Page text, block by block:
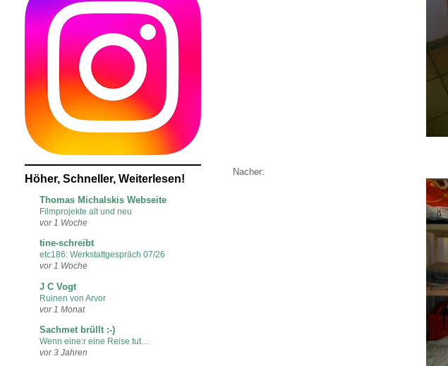
Nacher:
Höher, Schneller, Weiterlesen!
Thomas Michalskis Webseite
Filmprojekte alt und neu
vor 1 Woche
tine-schreibt
etc186: Werkstattgespräch 07/26
vor 1 Woche
J C Vogt
Ruinen von Arvor
vor 1 Monat
Sachmet brüllt :-)
Wenn eine:r eine Reise tut…
vor 3 Jahren